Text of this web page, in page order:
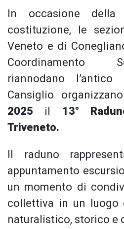
In occasione della
costituzione, le
Veneto e di
Coordinamento
riannodano
Cansiglio
2025 il 13°
Triveneto.
Il raduno
appuntamento
un momento di
collettiva in un luogo
naturalistico, storico e